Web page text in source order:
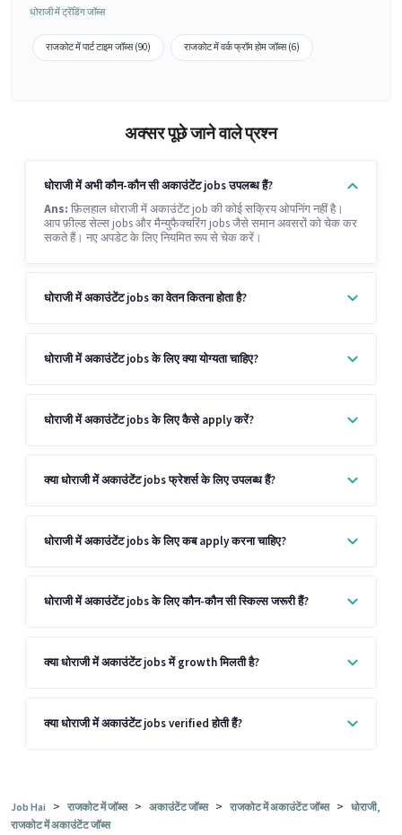
धोराजी में ट्रेंडिंग जॉब्स
राजकोट में पार्ट टाइम जॉब्स (90) राजकोट में वर्क फ्रॉम होम जॉब्स (6)
अक्सर पूछे जाने वाले प्रश्न
धोराजी में अभी कौन-कौन सी अकाउंटेंट jobs उपलब्ध हैं?
Ans: फ़िलहाल धोराजी में अकाउंटेंट job की कोई सक्रिय ओपनिंग नहीं है।
आप फ़ील्ड सेल्स jobs और मैन्युफैक्चरिंग jobs जैसे समान अवसरों को चेक कर
सकते हैं। नए अपडेट के लिए नियमित रूप से चेक करें।
धोराजी में अकाउंटेंट jobs का वेतन कितना होता है?
धोराजी में अकाउंटेंट jobs के लिए क्या योग्यता चाहिए?
धोराजी में अकाउंटेंट jobs के लिए कैसे apply करें?
क्या धोराजी में अकाउंटेंट jobs फ्रेशर्स के लिए उपलब्ध हैं?
धोराजी में अकाउंटेंट jobs के लिए कब apply करना चाहिए?
धोराजी में अकाउंटेंट jobs के लिए कौन-कौन सी स्किल्स जरूरी हैं?
क्या धोराजी में अकाउंटेंट jobs में growth मिलती है?
क्या धोराजी में अकाउंटेंट jobs verified होती हैं?
Job Hai > राजकोट में जॉब्स > अकाउंटेंट जॉब्स > राजकोट में अकाउंटेंट जॉब्स > धोराजी,
राजकोट में अकाउंटेंट जॉब्स